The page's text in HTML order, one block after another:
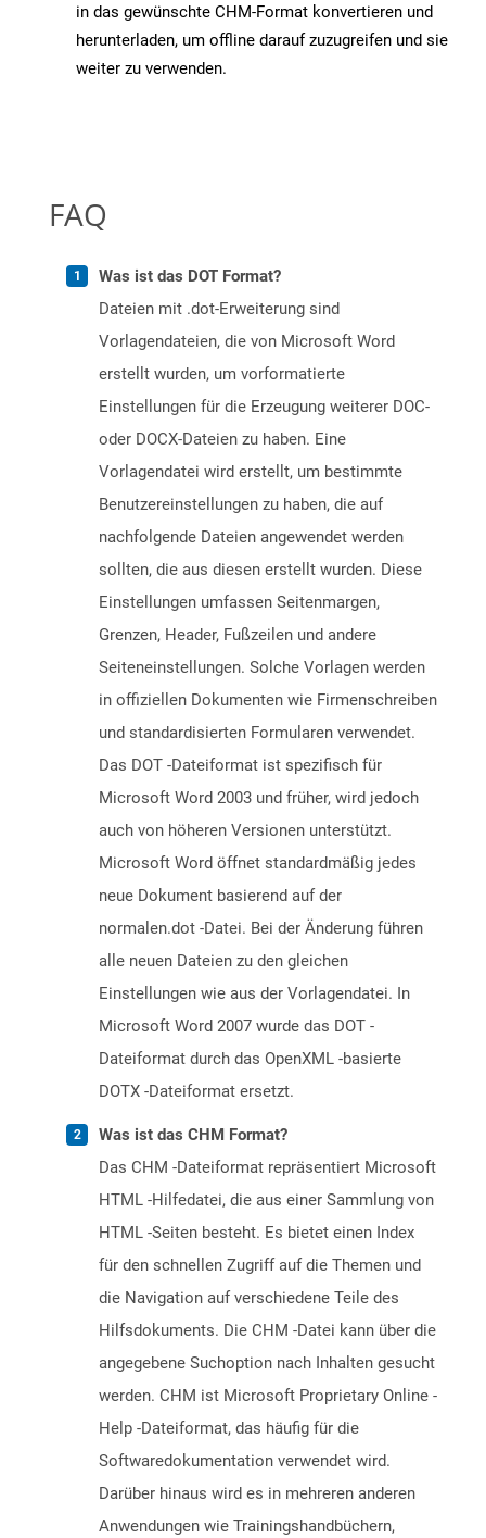
in das gewünschte CHM-Format konvertieren und
herunterladen, um offline darauf zuzugreifen und sie
weiter zu verwenden.
FAQ
Was ist das DOT Format?
Dateien mit .dot-Erweiterung sind
Vorlagendateien, die von Microsoft Word
erstellt wurden, um vorformatierte
Einstellungen für die Erzeugung weiterer DOC-
oder DOCX-Dateien zu haben. Eine
Vorlagendatei wird erstellt, um bestimmte
Benutzereinstellungen zu haben, die auf
nachfolgende Dateien angewendet werden
sollten, die aus diesen erstellt wurden. Diese
Einstellungen umfassen Seitenmargen,
Grenzen, Header, Fußzeilen und andere
Seiteneinstellungen. Solche Vorlagen werden
in offiziellen Dokumenten wie Firmenschreiben
und standardisierten Formularen verwendet.
Das DOT -Dateiformat ist spezifisch für
Microsoft Word 2003 und früher, wird jedoch
auch von höheren Versionen unterstützt.
Microsoft Word öffnet standardmäßig jedes
neue Dokument basierend auf der
normalen.dot -Datei. Bei der Änderung führen
alle neuen Dateien zu den gleichen
Einstellungen wie aus der Vorlagendatei. In
Microsoft Word 2007 wurde das DOT -
Dateiformat durch das OpenXML -basierte
DOTX -Dateiformat ersetzt.
Was ist das CHM Format?
Das CHM -Dateiformat repräsentiert Microsoft
HTML -Hilfedatei, die aus einer Sammlung von
HTML -Seiten besteht. Es bietet einen Index
für den schnellen Zugriff auf die Themen und
die Navigation auf verschiedene Teile des
Hilfsdokuments. Die CHM -Datei kann über die
angegebene Suchoption nach Inhalten gesucht
werden. CHM ist Microsoft Proprietary Online -
Help -Dateiformat, das häufig für die
Softwaredokumentation verwendet wird.
Darüber hinaus wird es in mehreren anderen
Anwendungen wie Trainingshandbüchern,